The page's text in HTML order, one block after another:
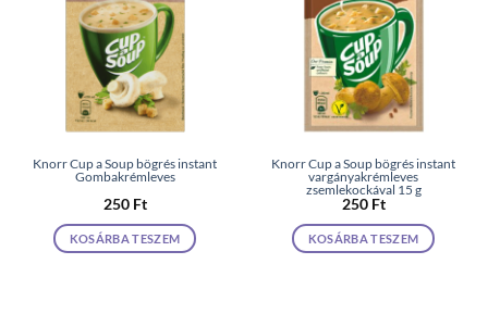
Knorr Cup a Soup bögrés instant
Gombakrémleves
250 Ft
KOSÁRBA TESZEM
Knorr Cup a Soup bögrés instant
vargányakrémleves
zsemlekockával 15 g
250 Ft
KOSÁRBA TESZEM